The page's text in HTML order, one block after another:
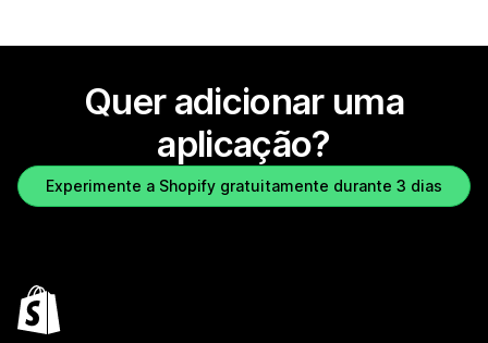
Quer adicionar uma
aplicação?
Experimente a Shopify gratuitamente durante 3 dias